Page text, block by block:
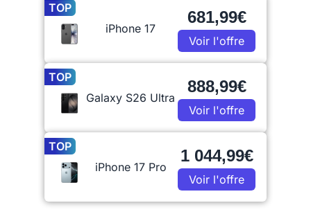
TOP
iPhone 17
681,99€
Voir l'offre
TOP
Galaxy S26 Ultra
888,99€
Voir l'offre
TOP
iPhone 17 Pro
1 044,99€
Voir l'offre